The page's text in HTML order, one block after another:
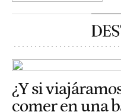
¿Y si
comer en una